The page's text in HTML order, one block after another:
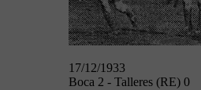
17/12/1933
Boca 2 - Talleres (RE) 0